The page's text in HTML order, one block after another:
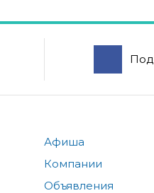
Афиша
Компании
Объявления